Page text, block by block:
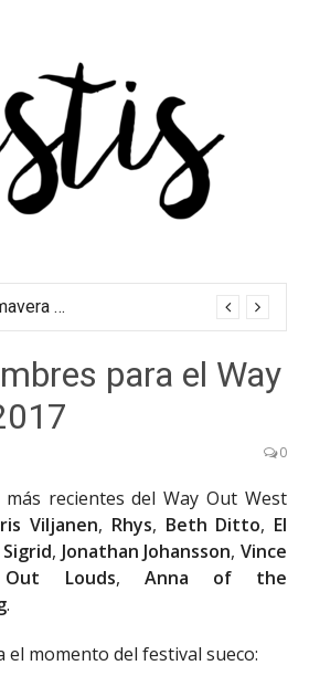
Crónica del Primavera Sound Porto 2026
para el Way
0
más recientes del Way Out West
Viljanen, Rhys, Beth Ditto, El
Sigrid, Jonathan Johansson,Vince
Louds, Anna of the
.
el momento del festival sueco: